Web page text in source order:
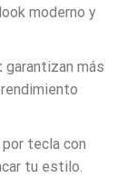
moderno y
garantizan más
por tecla con
tu estilo.